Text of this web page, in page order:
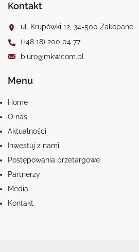
Kontakt
ul. Krupówki 12, 34-500 Zakopane
(+48 18) 200 04 77
biuro@mkw.com.pl
Menu
Home
O nas
Aktualności
Inwestuj z nami
Postępowania przetargowe
Partnerzy
Media
Kontakt